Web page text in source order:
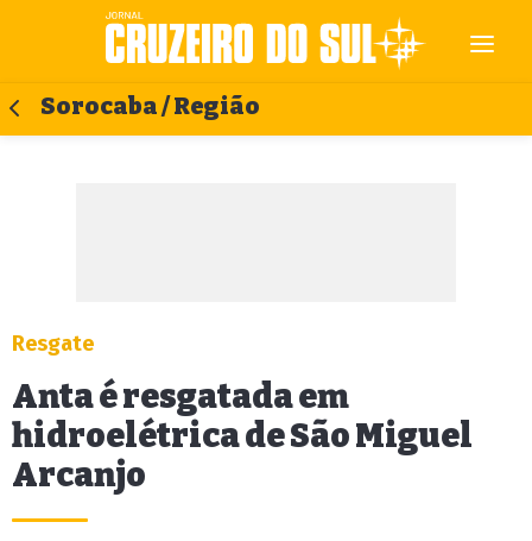
Sorocaba / Região
Resgate
Anta é resgatada em
hidroelétrica de São Miguel
Arcanjo